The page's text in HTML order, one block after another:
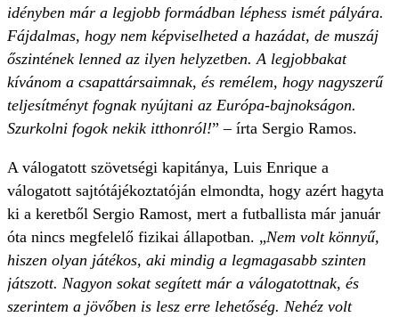
idényben már a legjobb formádban léphess ismét pályára.
Fájdalmas, hogy nem képviselheted a hazádat, de muszáj
őszintének lenned az ilyen helyzetben. A legjobbakat
kívánom a csapattársaimnak, és remélem, hogy nagyszerű
teljesítményt fognak nyújtani az Európa-bajnokságon.
Szurkolni fogok nekik itthonról!” – írta Sergio Ramos.
A válogatott szövetségi kapitánya, Luis Enrique a
válogatott sajtótájékoztatóján elmondta, hogy azért hagyta
ki a keretből Sergio Ramost, mert a futballista már január
óta nincs megfelelő fizikai állapotban. „Nem volt könnyű,
hiszen olyan játékos, aki mindig a legmagasabb szinten
játszott. Nagyon sokat segített már a válogatottnak, és
szerintem a jövőben is lesz erre lehetőség. Nehéz volt